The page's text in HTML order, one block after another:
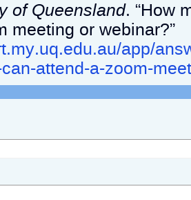
of Queensland. “How
meeting or webinar?”
app/
attend-a-zoom-